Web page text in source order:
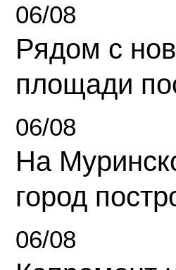
06/08
Рядом с
площади
06/08
На
город
06/08